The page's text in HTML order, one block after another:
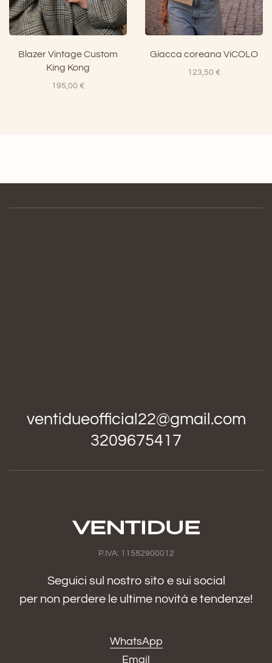
Blazer Vintage Custom
King Kong
195,00 €
Giacca coreana ViCOLO
123,50 €
ventidueofficial22@gmail.com
3209675417
P.IVA: 11582900012
Seguici sul nostro sito e sui social
per non perdere le ultime novità e tendenze!
WhatsApp
Email